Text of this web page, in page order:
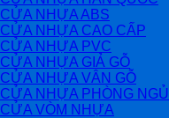
CỬA NHỰA ABS
CỬA NHỰA CAO CẤP
CỬA NHỰA PVC
CỬA NHỰA GIẢ GỖ
CỬA NHỰA VÂN GỖ
CỬA NHỰA PHÒNG NGỦ
CỬA VÒM NHỰA